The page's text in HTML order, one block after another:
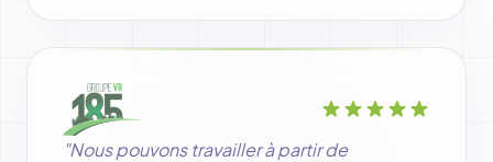
"Nous pouvons travailler à partir de